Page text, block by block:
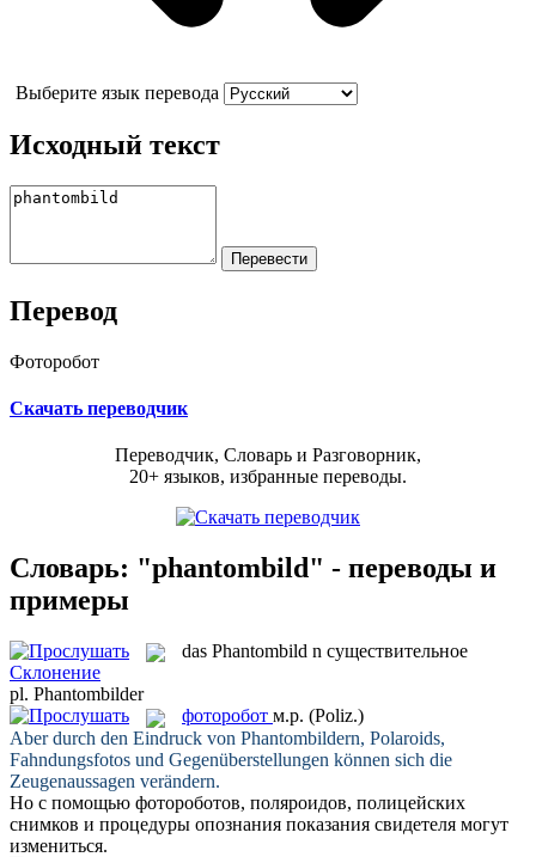
Выберите язык перевода
Исходный текст
Перевод
Фоторобот
Скачать переводчик
Переводчик, Словарь и Разговорник,
20+ языков, избранные переводы.
Словарь: "phantombild" - переводы и
примеры
das Phantombild n существительное
Склонение
pl. Phantombilder
фоторобот м.р. (Poliz.)
Aber durch den Eindruck von Phantombildern, Polaroids,
Fahndungsfotos und Gegenüberstellungen können sich die
Zeugenaussagen verändern.
Но с помощью фотороботов, поляроидов, полицейских
снимков и процедуры опознания показания свидетеля могут
измениться.